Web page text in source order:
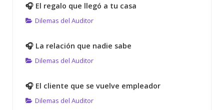
🎧 El regalo que llegó a tu casa
Dilemas del Auditor
🎧 La relación que nadie sabe
Dilemas del Auditor
🎧 El cliente que se vuelve empleador
Dilemas del Auditor